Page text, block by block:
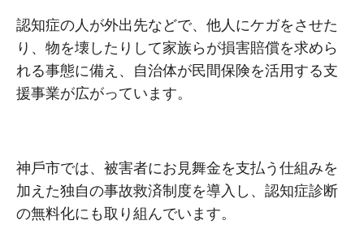
認知症の⼈が外出先などで、他⼈にケガをさせた
り、物を壊したりして家族らが損害賠償を求めら
れる事態に備え、自治体が⺠間保険を活⽤する⽀
援事業が広がっています。
神⼾市では、被害者にお⾒舞⾦を⽀払う仕組みを
加えた独⾃の事故救済制度を導⼊し、認知症診断
の無料化にも取り組んでいます。